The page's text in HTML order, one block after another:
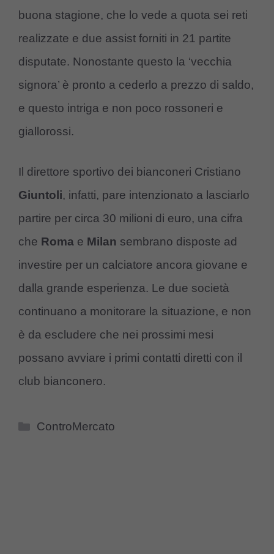
buona stagione, che lo vede a quota sei reti
realizzate e due assist forniti in 21 partite
disputate. Nonostante questo la ‘vecchia
signora’ è pronto a cederlo a prezzo di saldo,
e questo intriga e non poco rossoneri e
giallorossi.
Il direttore sportivo dei bianconeri Cristiano
Giuntoli, infatti, pare intenzionato a lasciarlo
partire per circa 30 milioni di euro, una cifra
che Roma e Milan sembrano disposte ad
investire per un calciatore ancora giovane e
dalla grande esperienza. Le due società
continuano a monitorare la situazione, e non
è da escludere che nei prossimi mesi
possano avviare i primi contatti diretti con il
club bianconero.
Categorie
ControMercato